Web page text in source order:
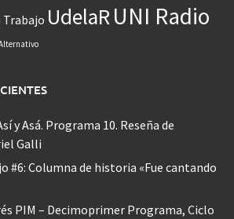
Trabajo UdelaR UNI Radio
y Asá. Programa 10. Reseña de
Galli
#6: Columna de historia «Fue cantando
PIM – Decimoprimer Programa, Ciclo